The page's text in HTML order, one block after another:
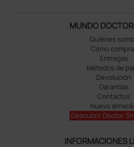
MUNDO
Quiénes
Cómo
Entregas
Métodos de
Devolución
Garantías
Contactos
Nuevo
Descubrir Doctor
INFORMACIONES